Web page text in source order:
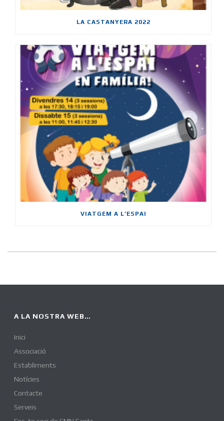
LA CASTANYERA 2022
VIATGEM A L’ESPAI
A LA NOSTRA WEB…
Inici
Associació
Establiments
Notícies
Contacte
Serveis